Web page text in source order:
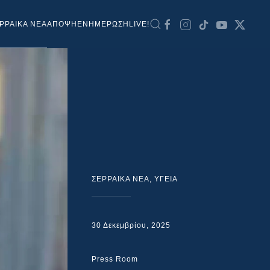
ΝΕΑΑΠΟΨΗ ΕΝΗΜΕΡΩΣΗ LIVE!
ΣΕΡΡΑΙΚΑ ΝΕΑ, ΥΓΕΙΑ
30 Δεκεμβρίου, 2025
Press Room